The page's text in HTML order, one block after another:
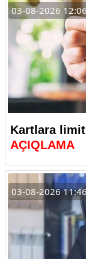
03-08-2026
Kartlara limit
AÇIQLAMA
03-08-2026 11:46